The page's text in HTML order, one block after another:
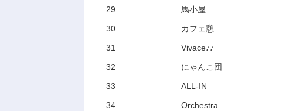
29 馬小屋
30 カフェ憩
31 Vivace♪♪
32 にゃんこ団
33 ALL-IN
34 Orchestra